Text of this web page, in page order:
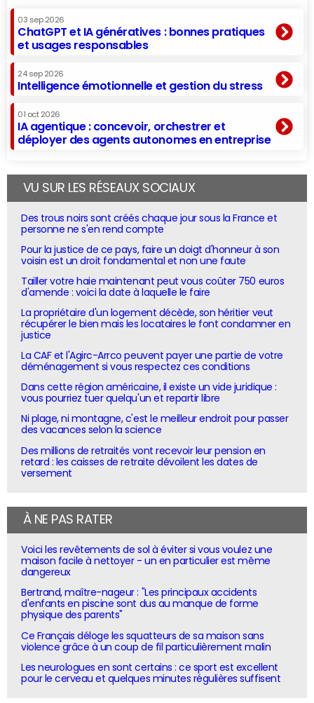
03 sep 2026
ChatGPT et IA génératives : bonnes pratiques
et usages responsables
24 sep 2026
Intelligence émotionnelle et gestion du stress
01 oct 2026
IA agentique : concevoir, orchestrer et
déployer des agents autonomes en entreprise
VU SUR LES RÉSEAUX SOCIAUX
Des trous noirs sont créés chaque jour sous la France et
personne ne s'en rend compte
Pour la justice de ce pays, faire un doigt d'honneur à son
voisin est un droit fondamental et non une faute
Tailler votre haie maintenant peut vous coûter 750 euros
d'amende : voici la date à laquelle le faire
La propriétaire d'un logement décède, son héritier veut
récupérer le bien mais les locataires le font condamner en
justice
La CAF et l'Agirc-Arrco peuvent payer une partie de votre
déménagement si vous respectez ces conditions
Dans cette région américaine, il existe un vide juridique :
vous pourriez tuer quelqu'un et repartir libre
Ni plage, ni montagne, c'est le meilleur endroit pour passer
des vacances selon la science
Des millions de retraités vont recevoir leur pension en
retard : les caisses de retraite dévoilent les dates de
versement
À NE PAS RATER
Voici les revêtements de sol à éviter si vous voulez une
maison facile à nettoyer - un en particulier est même
dangereux
Bertrand, maître-nageur : "Les principaux accidents
d'enfants en piscine sont dus au manque de forme
physique des parents"
Ce Français déloge les squatteurs de sa maison sans
violence grâce à un coup de fil particulièrement malin
Les neurologues en sont certains : ce sport est excellent
pour le cerveau et quelques minutes régulières suffisent